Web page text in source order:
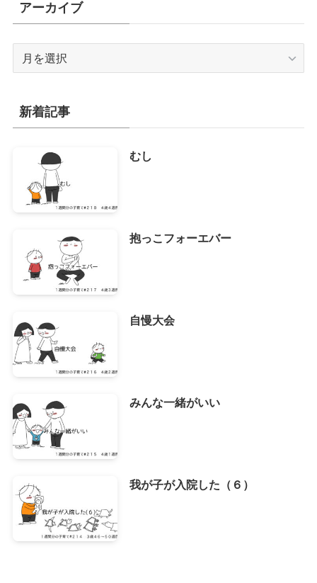
アーカイブ
イ
ブ
新着記事
むし
抱っこフォーエバー
自慢大会
みんな一緒がいい
我が子が入院した（６）